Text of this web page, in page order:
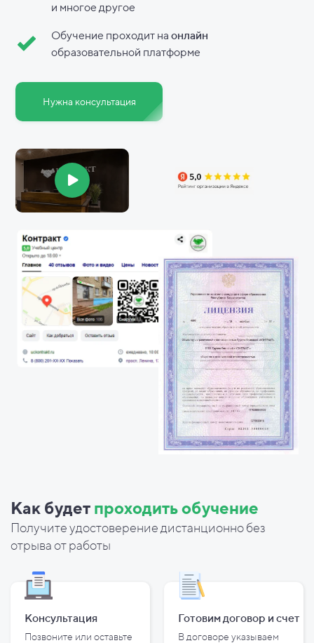
Нужна консультация
Обучение проходит наонлайн
образовательной платформе
и многое другое
Как будет проходить обучение
Получите удостоверение дистанционно без
отрыва от работы
Консультация
Позвоните или оставьте
Готовим договор и счет
В договоре указываем